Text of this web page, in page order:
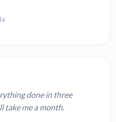
done in three
take me a month.